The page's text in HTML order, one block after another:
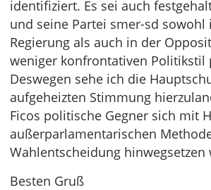
identifiziert. Es sei auch
und seine Partei smer-sd sowohl
Regierung als auch in der
weniger konfrontativen Politikstil
Deswegen sehe ich die
aufgeheizten Stimmung
Ficos politische Gegner sich mit
außerparlamentarischen
Wahlentscheidung hinwegsetzen
Besten Gruß